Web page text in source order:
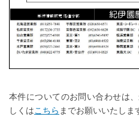
本件についてのお問い合わせは
しくはこちら までお願いいたしま